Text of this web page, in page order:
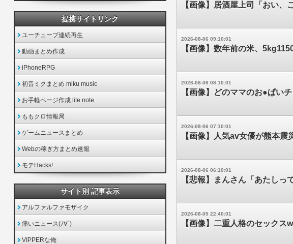
【画像】居酒屋上司「おい、
2026-08-06 09:10:01
【画像】数年前の米、
2026-08-06 08:10:01
【画像】どのママのお●ぱい
2026-08-06 07:10:01
【画像】人気av女優が熊本
2026-08-06 06:10:01
【悲報】まんさん「あたしっ
2026-08-05 22:40:01
【画像】二重人格のセックス
提携サイトリンク
ユーチューブ連続再生
動画まとめ作成
iPhoneRPG
初音ミクまとめ miku music
お手軽ページ作成 lite note
ももクロ情報局
ゲームニュースまとめ
Webの稼ぎ方まとめ速報
モテHacks!
サイト別 記事表示
アルファルファモザイク
痛いニュース(ﾉ∀`)
VIPPERな俺